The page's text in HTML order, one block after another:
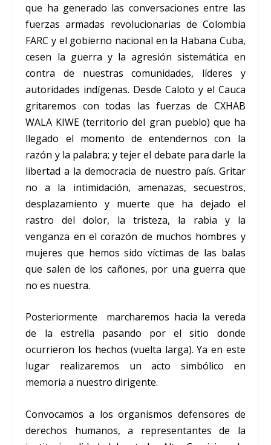
que ha generado las conversaciones entre las
fuerzas armadas revolucionarias de Colombia
FARC y el gobierno nacional en la Habana Cuba,
cesen la guerra y la agresión sistemática en
contra de nuestras comunidades, líderes y
autoridades indígenas. Desde Caloto y el Cauca
gritaremos con todas las fuerzas de CXHAB
WALA KIWE (territorio del gran pueblo) que ha
llegado el momento de entendernos con la
razón y la palabra; y tejer el debate para darle la
libertad a la democracia de nuestro país. Gritar
no a la intimidación, amenazas, secuestros,
desplazamiento y muerte que ha dejado el
rastro del dolor, la tristeza, la rabia y la
venganza en el corazón de muchos hombres y
mujeres que hemos sido víctimas de las balas
que salen de los cañones, por una guerra que
no es nuestra.
Posteriormente marcharemos hacia la vereda
de la estrella pasando por el sitio donde
ocurrieron los hechos (vuelta larga). Ya en este
lugar realizaremos un acto simbólico en
memoria a nuestro dirigente.
Convocamos a los organismos defensores de
derechos humanos, a representantes de la